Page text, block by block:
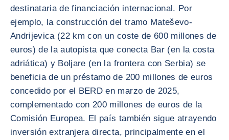
destinataria de financiación internacional. Por
ejemplo, la construcción del tramo Mateševo-
Andrijevica (22 km con un coste de 600 millones de
euros) de la autopista que conecta Bar (en la costa
adriática) y Boljare (en la frontera con Serbia) se
beneficia de un préstamo de 200 millones de euros
concedido por el BERD en marzo de 2025,
complementado con 200 millones de euros de la
Comisión Europea. El país también sigue atrayendo
inversión extranjera directa, principalmente en el